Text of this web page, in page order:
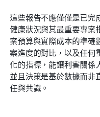
這些報告不應僅僅是已完
健康狀況與其最重要專案
案預算與實際成本的準確
案進度的對比，以及任何
化的指標，能讓利害關係
並且決策是基於數據而非
任與共識。